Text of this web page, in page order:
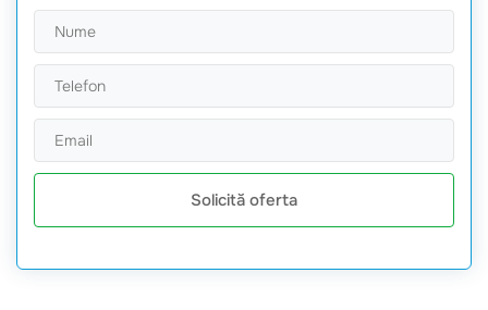
Solicită oferta